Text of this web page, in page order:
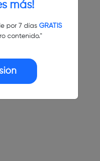
más!
por 7 días GRATIS
contenido."